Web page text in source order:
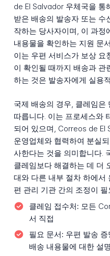
de El Salvador 우체국을 통
받은 배송의 발송자 또는 수
작하는 당사자이며, 이 과정
내용물을 확인하는 지원 문
이는 우편 서비스가 보상 요
이 확인될 때까지 배송과 관
하는 것은 발송자에게 실용
국제 배송의 경우, 클레임은
따릅니다. 이는 프로세스와
되어 있으며, Correos de El
운영업체와 협력하여 분실
사한다는 것을 의미합니다.
클레임보다 해결하는 데 더
대와 다른 내부 절차 하에서
편 관리 기관 간의 조정이
클레임 접수처: 모든
서 직접
필요 문서: 우편 발송
배송 내용물에 대한 설